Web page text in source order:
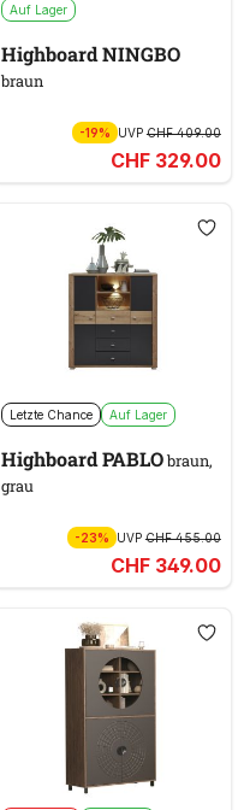
Auf Lager
Highboard NINGBO
braun
-19% UVPCHF 409.00
CHF 329.00
Letzte Chance Auf Lager
Highboard PABLObraun,
grau
-23% UVPCHF 455.00
CHF 349.00